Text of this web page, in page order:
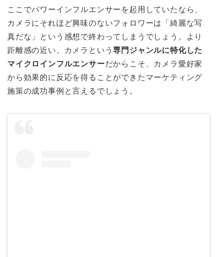
ここでパワーインフルエンサーを起用していたなら、
カメラにそれほど興味のないフォロワーは「綺麗な写
真だな」という感想で終わってしまうでしょう。より
距離感の近い、カメラという専門ジャンルに特化した
マイクロインフルエンサーだからこそ、カメラ愛好家
から効果的に反応を得ることができたマーケティング
施策の成功事例と言えるでしょう。